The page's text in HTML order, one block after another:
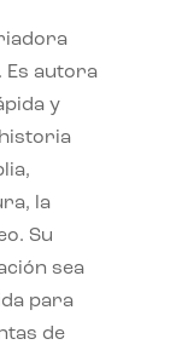
Es autora
y
la
Su
sea
para
de